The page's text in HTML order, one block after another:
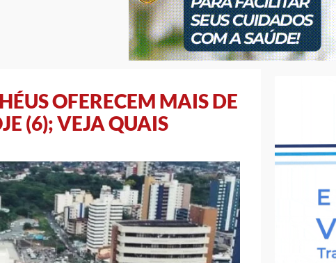
OFERECEM MAIS DE
(6); VEJA QUAIS